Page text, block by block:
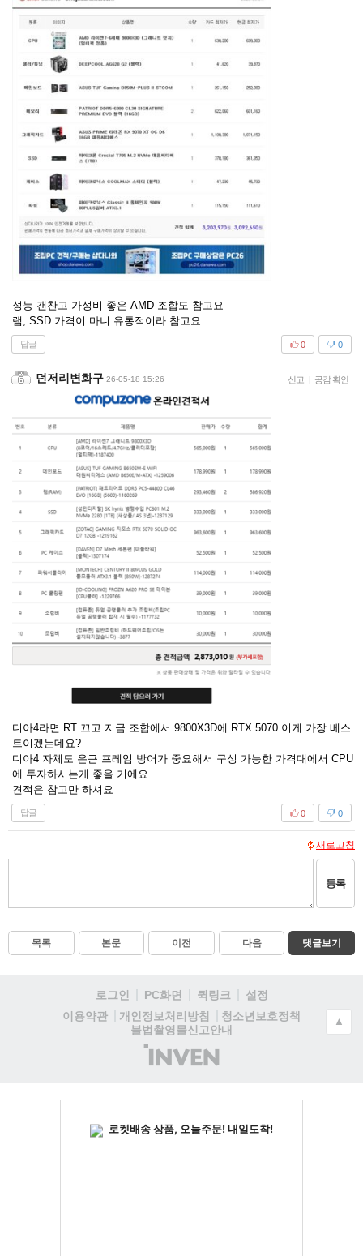
성능 갠찬고 가성비 좋은 AMD 조합도 참고요
램, SSD 가격이 마니 유통적이라 참고요
답글 0
0
던저리변화구 26-05-18 15:26 신고 | 공감 확인
디아4라면 RT 끄고 지금 조합에서 9800X3D에 RTX 5070 이게 가장 베스
트이겠는데요?
디아4 자체도 은근 프레임 방어가 중요해서 구성 가능한 가격대에서 CPU
에 투자하시는게 좋을 거에요
견적은 참고만 하셔요
답글 0
0
새로고침
등록
목록 본문 이전 다음 댓글보기
로그인 PC화면 퀵링크
설정
이용약관
개인정보처리방침
청소년보호정책
불법촬영물신고안내
(주)
인
▲